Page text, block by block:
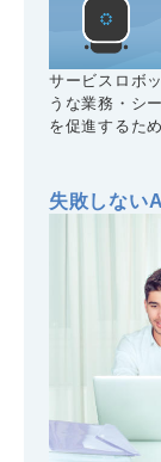
サービスロボ
うな業務・シ
を促進するた
失敗しない